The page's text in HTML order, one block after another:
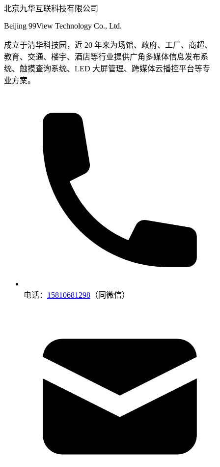
北京九华互联科技有限公司
Beijing 99View Technology Co., Ltd.
成立于清华科技园，近 20 年来为场馆、政府、工厂、商超、
教育、交通、楼宇、酒店等行业提供广角多媒体信息发布系
统、触摸查询系统、LED 大屏管理、跨媒体云播控平台等专
业方案。
电话： 15810681298 （同微信）